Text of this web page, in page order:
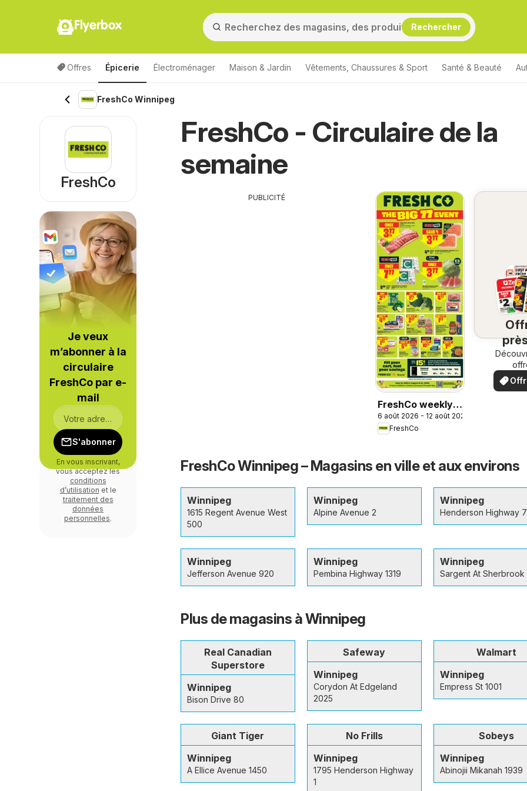
Flyerbox Rechercher
Offres Épicerie Électroménager Maison & Jardin Vêtements, Chaussures & Sport Santé & Beauté
FreshCo Winnipeg
FreshCo - Circulaire de la
semaine
PUBLICITÉ
FreshCo weekly
flyer / circulaire
6 août 2026 - 12 août 2026
FreshCo
chez
FreshCo Winnipeg – Magasins en ville et aux environs
Winnipeg
1615 Regent Avenue West
500
Winnipeg
Alpine Avenue 2
Winnipeg
Henderson Highway
Winnipeg
Jefferson Avenue 920
Winnipeg
Pembina Highway 1319
Winnipeg
Sargent At
Plus de magasins à Winnipeg
Real Canadian
Superstore
Winnipeg
Bison Drive 80
Safeway
Winnipeg
Corydon At Edgeland
2025
Walmart
Winnipeg
Empress St 1001
Giant Tiger
Winnipeg
A Ellice Avenue 1450
No Frills
Winnipeg
1795 Henderson Highway
1
Sobeys
Winnipeg
Abinojii Mikanah 1939
FreshCo
Je veux
m’abonner à la
circulaire
FreshCo par e-
mail
S'abonner
En vous inscrivant,
vous acceptez les
conditions
d’utilisation et le
traitement des
données
personnelles.